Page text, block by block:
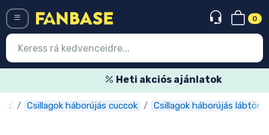
0
Heti akciós ajánlatok
Csillagok háborújás cuccok Csillagok háborújás
Belépés Regisztráció